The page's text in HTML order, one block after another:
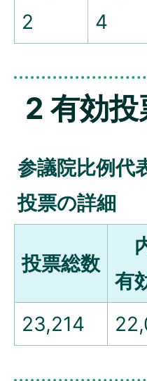
2
4
2 有効
参議院比例代
投票の詳細
投票総数
有
23,214